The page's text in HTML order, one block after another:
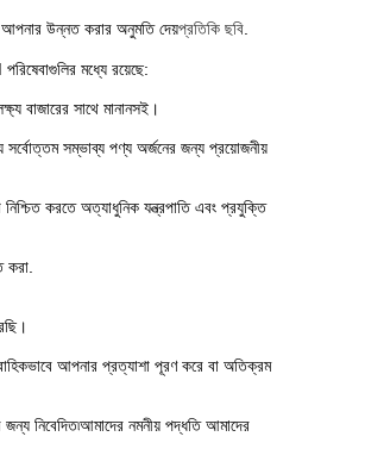
আপনার উন্নত করার অনুমতি দেয়প্রতিকি ছবি
মধ্যে রয়েছে:
বাজারের সাথে মানানসই।
সর্বোত্তম সম্ভাব্য পণ্য অর্জনের জন্য প্রয়োজনীয়
করতে অত্যাধুনিক যন্ত্রপাতি এবং প্রযুক্তি
করা.
আপনার প্রত্যাশা পূরণ করে বা অতিক্রম
নিবেদিত৷আমাদের নমনীয় পদ্ধতি আমাদের